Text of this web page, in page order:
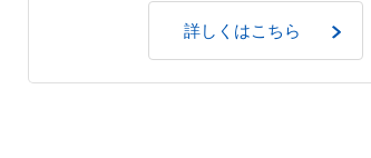
詳しくはこちら